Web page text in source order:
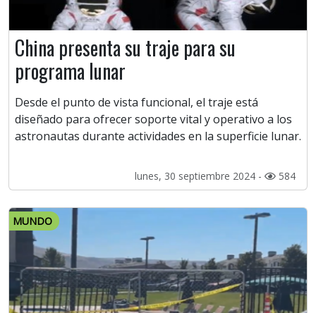
China presenta su traje para su
programa lunar
Desde el punto de vista funcional, el traje está
diseñado para ofrecer soporte vital y operativo a los
astronautas durante actividades en la superficie lunar.
lunes, 30 septiembre 2024 - 584
MUNDO